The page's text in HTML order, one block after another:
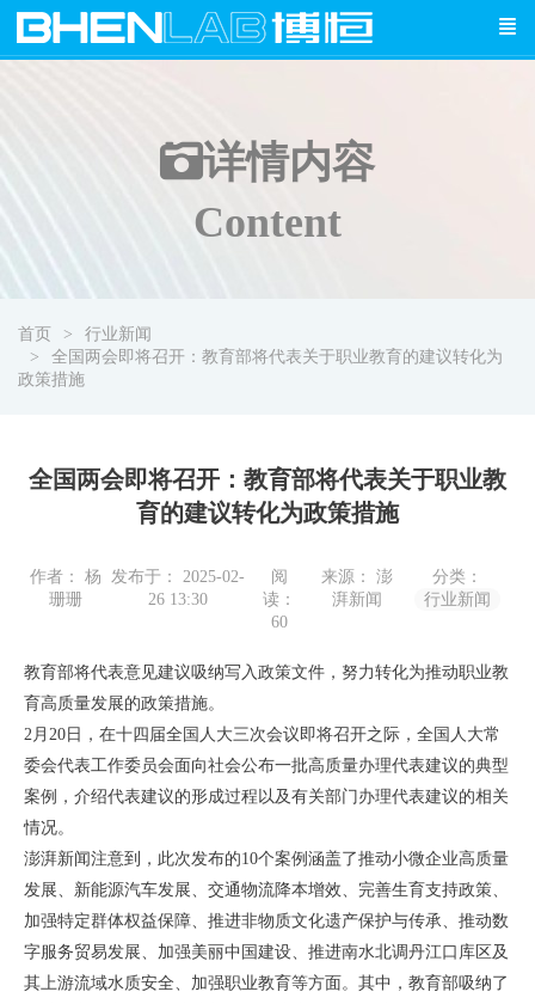
详情内容
Content
首页
行业新闻
全国两会即将召开：教育部将代表关于职业教育的建议转化为
政策措施
全国两会即将召开：教育部将代表关于职业教
育的建议转化为政策措施
作者： 杨
珊珊
发布于： 2025-02-
26 13:30
阅
读：
60
来源： 澎
湃新闻
分类：
行业新闻
教育部将代表意见建议吸纳写入政策文件，努力转化为推动职业教
育高质量发展的政策措施。
2月20日，在十四届全国人大三次会议即将召开之际，全国人大常
委会代表工作委员会面向社会公布一批高质量办理代表建议的典型
案例，介绍代表建议的形成过程以及有关部门办理代表建议的相关
情况。
澎湃新闻注意到，此次发布的10个案例涵盖了推动小微企业高质量
发展、新能源汽车发展、交通物流降本增效、完善生育支持政策、
加强特定群体权益保障、推进非物质文化遗产保护与传承、推动数
字服务贸易发展、加强美丽中国建设、推进南水北调丹江口库区及
其上游流域水质安全、加强职业教育等方面。其中，教育部吸纳了